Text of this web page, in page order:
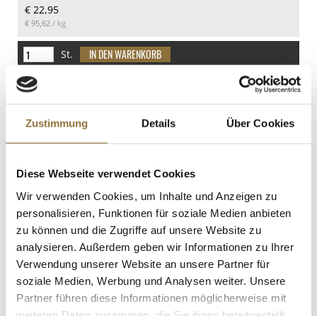
Zustimmung Details Über Cookies
Diese Webseite verwendet Cookies
Wir verwenden Cookies, um Inhalte und Anzeigen zu
personalisieren, Funktionen für soziale Medien anbieten
zu können und die Zugriffe auf unsere Website zu
analysieren. Außerdem geben wir Informationen zu Ihrer
Verwendung unserer Website an unsere Partner für
soziale Medien, Werbung und Analysen weiter. Unsere
Partner führen diese Informationen möglicherweise mit
35.3 g
34.5 g
Eiweiß
0.8 g
€ 22,95
€ 95,62 / kg
St.
Weißer Klebe Reis, Royal Thai Rice, 1 kg
Art.Nr.:67612
€ 5,34
St.
Apfel-Cidre-Essig, 5% Säure, Huilerie
Beaujolaise - Mireille et Jean-Marc, 500